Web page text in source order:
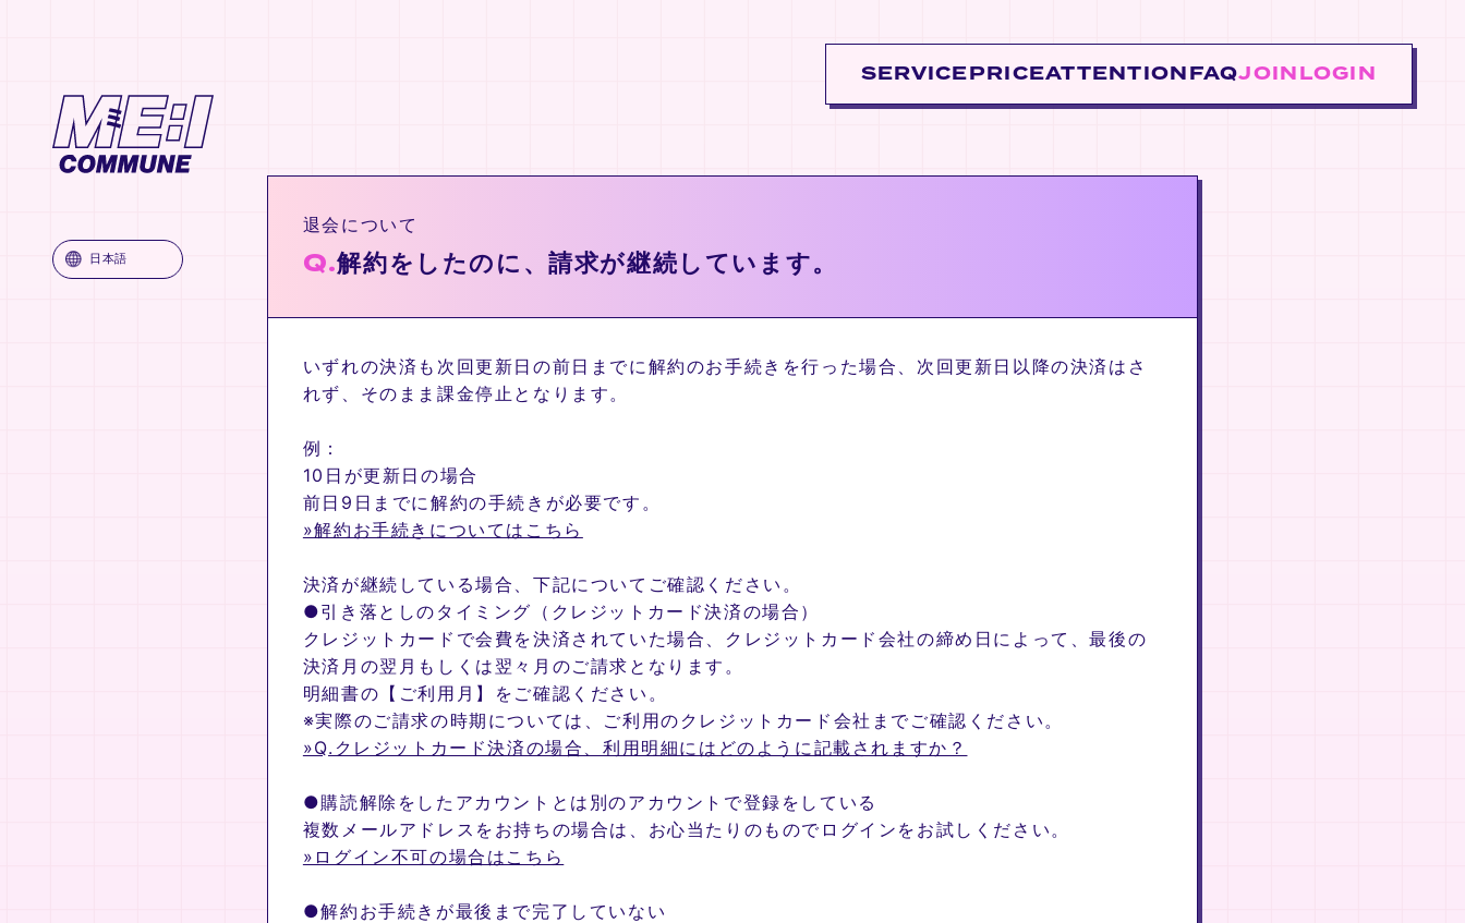
日本語
SERVICEPRICEATTENTIONFAQJOINLOGIN
退会について
Q.解約をしたのに、請求が継続しています。
いずれの決済も次回更新日の前日までに解約のお手続きを行った場合、次回更新日以降の決済はさ
れず、そのまま課金停止となります。
例：
10日が更新日の場合
前日9日までに解約の手続きが必要です。
»解約お手続きについてはこちら
決済が継続している場合、下記についてご確認ください。
●引き落としのタイミング（クレジットカード決済の場合）
クレジットカードで会費を決済されていた場合、クレジットカード会社の締め日によって、最後の
決済月の翌月もしくは翌々月のご請求となります。
明細書の【ご利用月】をご確認ください。
※実際のご請求の時期については、ご利用のクレジットカード会社までご確認ください。
»Q.クレジットカード決済の場合、利用明細にはどのように記載されますか？
●購読解除をしたアカウントとは別のアカウントで登録をしている
複数メールアドレスをお持ちの場合は、お心当たりのものでログインをお試しください。
»ログイン不可の場合はこちら
●解約お手続きが最後まで完了していない